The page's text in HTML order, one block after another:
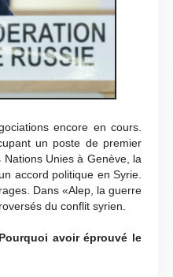
encore en cours.
un poste de premier
Unies à Genève, la
accord politique en Syrie.
Dans «Alep, la guerre
du conflit syrien.
avoir éprouvé le